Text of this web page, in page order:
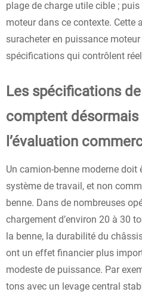
plage de charge utile cible ;
moteur dans ce contexte. Cette
suracheter en puissance
spécifications qui contrôlent
Les spécifications
comptent désormais
l’évaluation
Un camion-benne moderne doit
système de travail, et non
benne. Dans de nombreuses
chargement d’environ 20 à 30
la benne, la durabilité du
ont un effet financier plus
modeste de puissance. Par
tons avec un levage central